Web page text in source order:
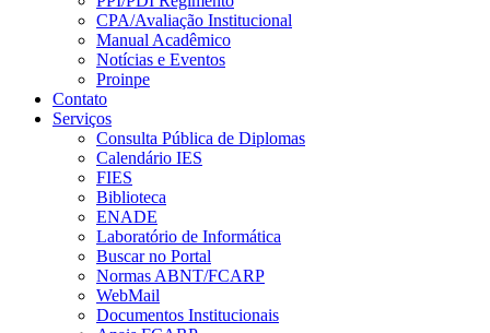
CPA/Avaliação Institucional
Manual Acadêmico
Notícias e Eventos
Proinpe
Contato
Serviços
Consulta Pública de Diplomas
Calendário IES
FIES
Biblioteca
ENADE
Laboratório de Informática
Buscar no Portal
Normas ABNT/FCARP
WebMail
Documentos Institucionais